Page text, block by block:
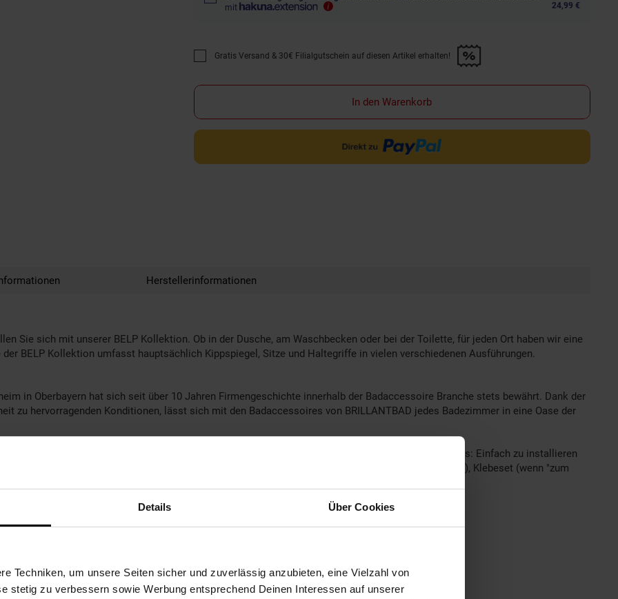
Details Über Cookies
Techniken, um unsere Seiten sicher und zuverlässig anzubieten, eine Vielzahl von
stetig zu verbessern sowie Werbung entsprechend Deinen Interessen auf unserer
mit
24,99 €
Promotion "Gratis Versand &amp; 30€ Filialgutschein auf diesen Artikel erhalten!" anwenden
Gratis Versand & 30€ Filialgutschein auf diesen Artikel erhalten!
In den Warenkorb
Herstellerinformationen
Sie sich mit unserer BELP Kollektion. Ob in der Dusche, am Waschbecken oder bei der Toilette, für jeden Ort haben wir eine
BELP Kollektion umfasst hauptsächlich Kippspiegel, Sitze und Haltegriffe in vielen verschiedenen Ausführungen.
in Oberbayern hat sich seit über 10 Jahren Firmengeschichte innerhalb der Badaccessoire Branche stets bewährt. Dank der
zu hervorragenden Konditionen, lässt sich mit den Badaccessoires von BRILLANTBAD jedes Badezimmer in eine Oase der
(siehe technische Zeichnung) | Material: Edelstahl, Kunststoff | Oberfläche: Weiß | Montagehinweis: Einfach zu installieren
inkl. Montagematerial Schrauben & Dübelset (wenn benötigt), 3M Stripes (wenn benötigt enthalten), Klebeset (wenn "zum
besorgen). Bitte beachten Sie auch den Montage Hinweis!